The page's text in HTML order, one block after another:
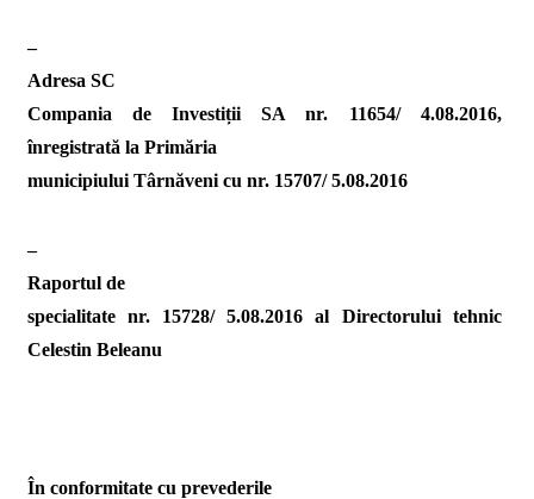
–
Adresa SC
Compania de Investiții SA nr. 11654/ 4.08.2016,
înregistrată la Primăria
municipiului Târnăveni cu nr. 15707/ 5.08.2016
–
Raportul de
specialitate nr. 15728/ 5.08.2016 al Directorului tehnic
Celestin Beleanu
În conformitate cu prevederile